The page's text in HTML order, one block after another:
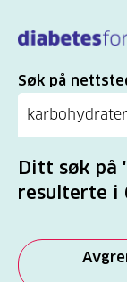
hovedinnhold
Søk
Søk på
Ditt søk
resulterte i